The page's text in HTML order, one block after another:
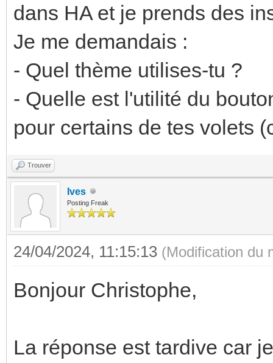
dans HA et je prends des
Je me demandais :
- Quel thème utilises-tu ?
- Quelle est l'utilité du
pour certains de tes volets
Trouver
Ives
Posting Freak
24/04/2024, 11:15:13 (Modification du
Bonjour Christophe,
La réponse est tardive car